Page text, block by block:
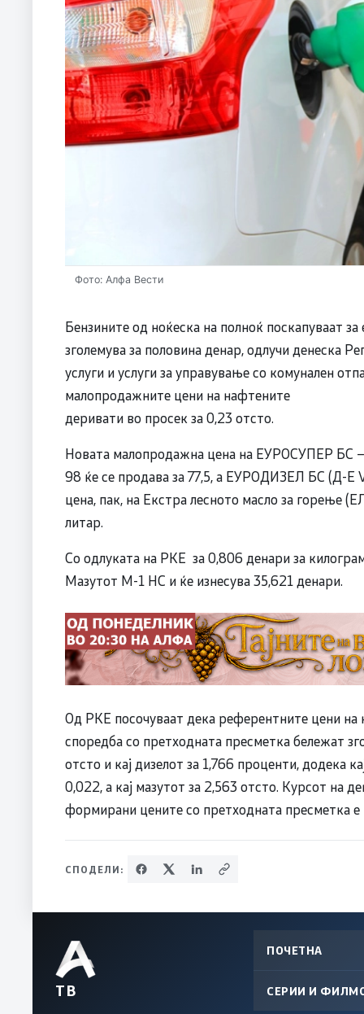
Фото: Алфа Вести
Бензините од ноќеска на полноќ поскапуваат
зголемува за половина денар, одлучи денеска
услуги и услуги за управување со комунален
малопродажните цени на нафтените
деривати во просек за 0,23 отсто.
Новата малопродажна цена на ЕУРОСУПЕР БС
98 ќе се продава за 77,5, а ЕУРОДИЗЕЛ БС (Д-Е
цена, пак, на Екстра лесното масло за горење
литар.
Со одлуката на РКЕ за 0,806 денари за
Мазутот М-1 НС и ќе изнесува 35,621 денари.
Од РКЕ посочуваат дека референтните цени на
споредба со претходната пресметка бележат
отсто и кај дизелот за 1,766 проценти, додека
0,022, а кај мазутот за 2,563 отсто. Курсот на
формирани цените со претходната пресметка е
СПОДЕЛИ:
ТВ
ПОЧЕТНА
СЕРИИ И